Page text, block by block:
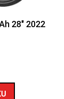
28″ 2022